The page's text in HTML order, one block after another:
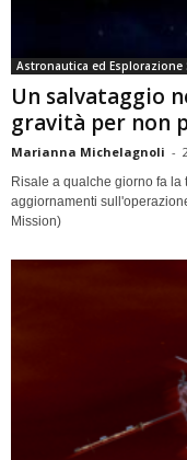
Astronautica ed Esplorazione
Un salvataggio
gravità per non
Marianna Michelagnoli -
Risale a qualche giorno fa la
aggiornamenti
Mission)